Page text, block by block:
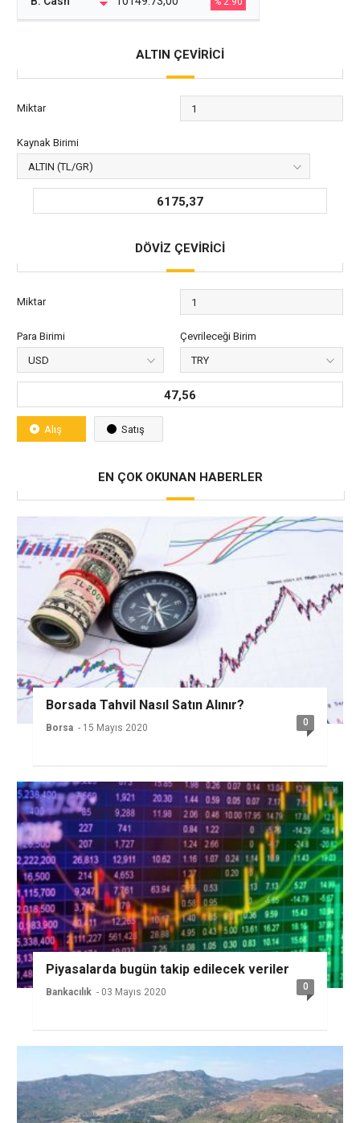
ALTIN ÇEVİRİCİ
Miktar
Kaynak Birimi
6175,37
DÖVİZ ÇEVİRİCİ
Miktar
Para Birimi Çevrileceği Birim
47,56
Alış Satış
EN ÇOK OKUNAN HABERLER
Borsada Tahvil Nasıl Satın Alınır?
Borsa - 15 Mayıs 2020 0
Piyasalarda bugün takip edilecek veriler
Bankacılık - 03 Mayıs 2020 0